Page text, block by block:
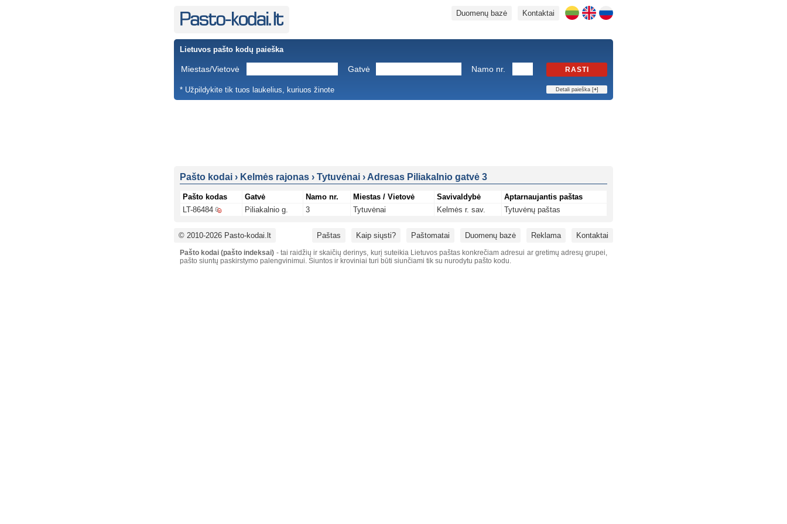
Kontaktai
Duomenų bazė
Lietuvos pašto kodų paieška
Miestas/Vietovė Gatvė Namo nr. RASTI
* Užpildykite tik tuos laukelius, kuriuos žinote Detali paieška [+]
Pašto kodai › Kelmės rajonas › Tytuvėnai › Adresas Piliakalnio gatvė 3
Pašto kodas Gatvė Namo nr. Miestas / Vietovė Savivaldybė
Aptarnaujantis paštas
LT-86484
Piliakalnio g. 3 Tytuvėnai Kelmės r. sav. Tytuvėnų paštas
© 2010-2026 Pasto-kodai.lt Paštas Kaip siųsti? Paštomatai Duomenų bazė Reklama Kontaktai
Pašto kodai (pašto indeksai) - tai raidžių ir skaičių derinys, kurį suteikia Lietuvos paštas konkrečiam adresui ar gretimų adresų grupei,
pašto siuntų paskirstymo palengvinimui. Siuntos ir kroviniai turi būti siunčiami tik su nurodytu pašto kodu.